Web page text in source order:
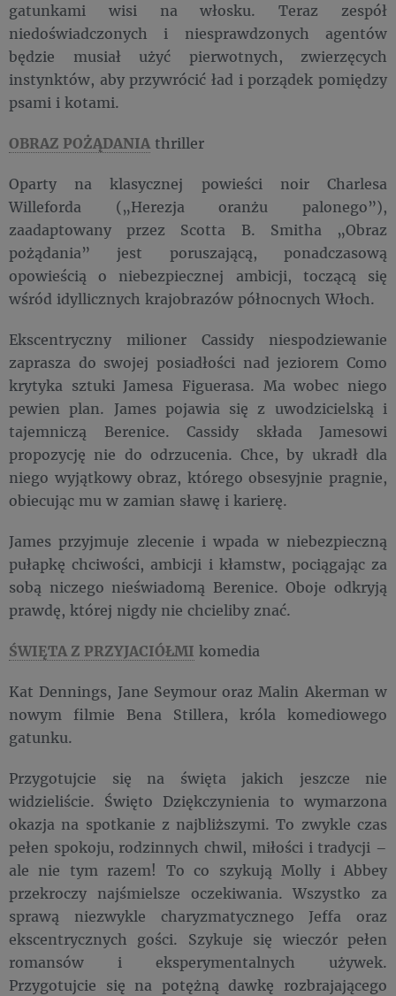
gatunkami wisi na włosku. Teraz zespół
niedoświadczonych i niesprawdzonych agentów
będzie musiał użyć pierwotnych, zwierzęcych
instynktów, aby przywrócić ład i porządek pomiędzy
psami i kotami.
OBRAZ POŻĄDANIA thriller
Oparty na klasycznej powieści noir Charlesa
Willeforda („Herezja oranżu palonego”),
zaadaptowany przez Scotta B. Smitha „Obraz
pożądania” jest poruszającą, ponadczasową
opowieścią o niebezpiecznej ambicji, toczącą się
wśród idyllicznych krajobrazów północnych Włoch.
Ekscentryczny milioner Cassidy niespodziewanie
zaprasza do swojej posiadłości nad jeziorem Como
krytyka sztuki Jamesa Figuerasa. Ma wobec niego
pewien plan. James pojawia się z uwodzicielską i
tajemniczą Berenice. Cassidy składa Jamesowi
propozycję nie do odrzucenia. Chce, by ukradł dla
niego wyjątkowy obraz, którego obsesyjnie pragnie,
obiecując mu w zamian sławę i karierę.
James przyjmuje zlecenie i wpada w niebezpieczną
pułapkę chciwości, ambicji i kłamstw, pociągając za
sobą niczego nieświadomą Berenice. Oboje odkryją
prawdę, której nigdy nie chcieliby znać.
ŚWIĘTA Z PRZYJACIÓŁMI komedia
Kat Dennings, Jane Seymour oraz Malin Akerman w
nowym filmie Bena Stillera, króla komediowego
gatunku.
Przygotujcie się na święta jakich jeszcze nie
widzieliście. Święto Dziękczynienia to wymarzona
okazja na spotkanie z najbliższymi. To zwykle czas
pełen spokoju, rodzinnych chwil, miłości i tradycji –
ale nie tym razem! To co szykują Molly i Abbey
przekroczy najśmielsze oczekiwania. Wszystko za
sprawą niezwykle charyzmatycznego Jeffa oraz
ekscentrycznych gości. Szykuje się wieczór pełen
romansów i eksperymentalnych używek.
Przygotujcie się na potężną dawkę rozbrajającego